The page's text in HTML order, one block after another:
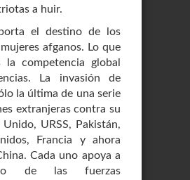
a huir.
el destino de los
afganos. Lo que
la competencia global
La invasión de
la última de una serie
extranjeras contra su
Unido, URSS, Pakistán,
Francia y ahora
Cada uno apoya a
de las fuerzas